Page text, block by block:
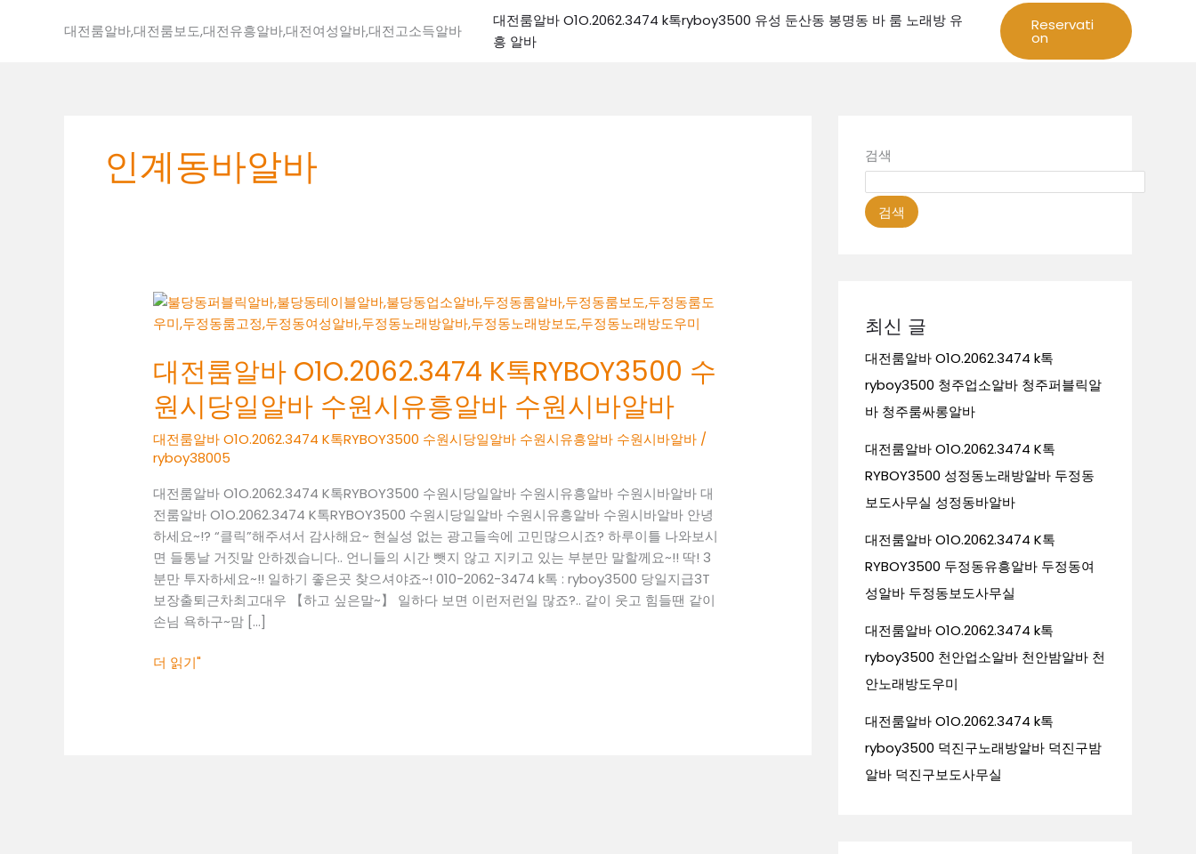
대전룸알바,대전룸보도,대전유흥알바,대전여성알바,대전고소득알바
대전룸알바 O1O.2062.3474 k톡ryboy3500 유성 둔산동 봉명동 바 룸 노래방 유
흥 알바
Reservati
on
인계동바알바
대전룸알바 O1O.2062.3474 K톡RYBOY3500 수
원시당일알바 수원시유흥알바 수원시바알바
대전룸알바 O1O.2062.3474 K톡RYBOY3500 수원시당일알바 수원시유흥알바 수원시바알바 /
ryboy38005
대전룸알바 O1O.2062.3474 K톡RYBOY3500 수원시당일알바 수원시유흥알바 수원시바알바 대
전룸알바 O1O.2062.3474 K톡RYBOY3500 수원시당일알바 수원시유흥알바 수원시바알바 안녕
하세요~!? “클릭”해주셔서 감사해요~ 현실성 없는 광고들속에 고민많으시죠? 하루이틀 나와보시
면 들통날 거짓말 안하겠습니다.. 언니들의 시간 뺏지 않고 지키고 있는 부분만 말할께요~!! 딱! 3
분만 투자하세요~!! 일하기 좋은곳 찾으셔야죠~! 010-2062-3474 k톡 : ryboy3500 당일지급3T
보장출퇴근차최고대우 【하고 싶은말~】 일하다 보면 이런저런일 많죠?.. 같이 웃고 힘들땐 같이
손님 욕하구~맘 […]
대
전
알
O1O.2062.3474
톡
RYBOY3500
수
원
시
당
일
알
바
원
더 읽기"
검색
검색
최신 글
대전룸알바 O1O.2062.3474 k톡
ryboy3500 청주업소알바 청주퍼블릭알
바 청주룸싸롱알바
대전룸알바 O1O.2062.3474 K톡
RYBOY3500 성정동노래방알바 두정동
보도사무실 성정동바알바
대전룸알바 O1O.2062.3474 K톡
RYBOY3500 두정동유흥알바 두정동여
성알바 두정동보도사무실
대전룸알바 O1O.2062.3474 k톡
ryboy3500 천안업소알바 천안밤알바 천
안노래방도우미
대전룸알바 O1O.2062.3474 k톡
ryboy3500 덕진구노래방알바 덕진구밤
알바 덕진구보도사무실